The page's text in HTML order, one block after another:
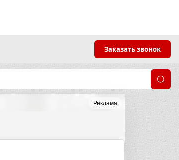
Заказать звонок
Реклама